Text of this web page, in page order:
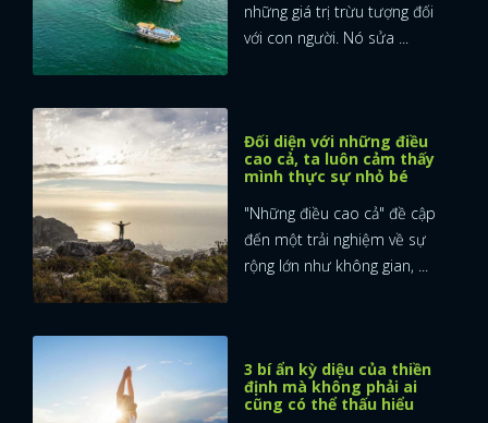
những giá trị trừu tượng đối
với con người. Nó sửa ...
Đối diện với những điều
cao cả, ta luôn cảm thấy
mình thực sự nhỏ bé
"Những điều cao cả" đề cập
đến một trải nghiệm về sự
rộng lớn như không gian, ...
3 bí ẩn kỳ diệu của thiền
định mà không phải ai
cũng có thể thấu hiểu